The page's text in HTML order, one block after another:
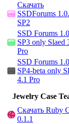
Скачать
SSDForums
SP2
SSD Forums
SP3 only Slaed
Pro
SSD Forums
SP4-beta only
4.1 Pro
Jewelry Сase
Скачать Ruby
0.1.1